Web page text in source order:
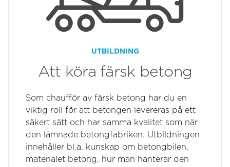
UTBILDNING
Att köra färsk betong
Som chaufför av färsk betong har du en
viktig roll för att betongen levereras på ett
säkert sätt och har samma kvalitet som när
den lämnade betongfabriken. Utbildningen
innehåller bl.a. kunskap om betongbilen,
materialet betong, hur man hanterar den